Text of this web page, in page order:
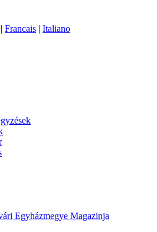
| Francais | Italiano
Egyházmegye Magazinja